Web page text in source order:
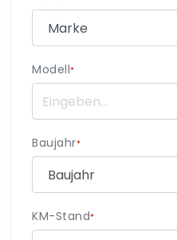
Modell*
Baujahr*
KM-Stand*